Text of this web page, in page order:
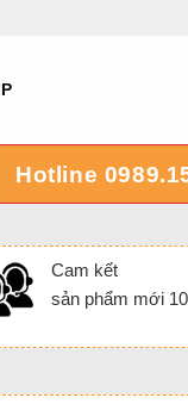
Hotline
Cam kết
sản phẩm mới